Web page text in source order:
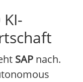
SAP nach.